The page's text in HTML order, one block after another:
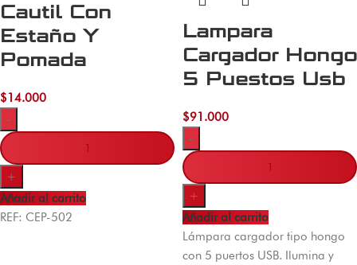
Cautil Con
Estaño Y
Pomada
$14.000
-
+
Añadir al carrito
REF: CEP-502
Lampara
Cargador Hongo
5 Puestos Usb
$91.000
-
+
Añadir al carrito
Lámpara cargador tipo hongo
con 5 puertos USB. Ilumina y